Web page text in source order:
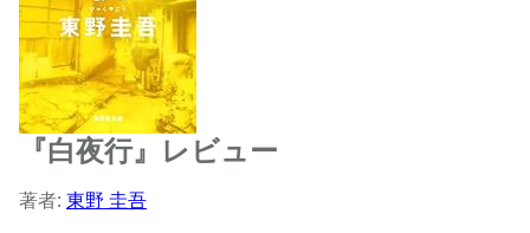
『白夜行』レビュー
著者: 東野 圭吾